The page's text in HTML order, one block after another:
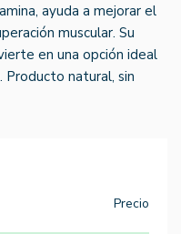
ayuda a mejorar el
muscular. Su
en una opción ideal
natural, sin
Precio